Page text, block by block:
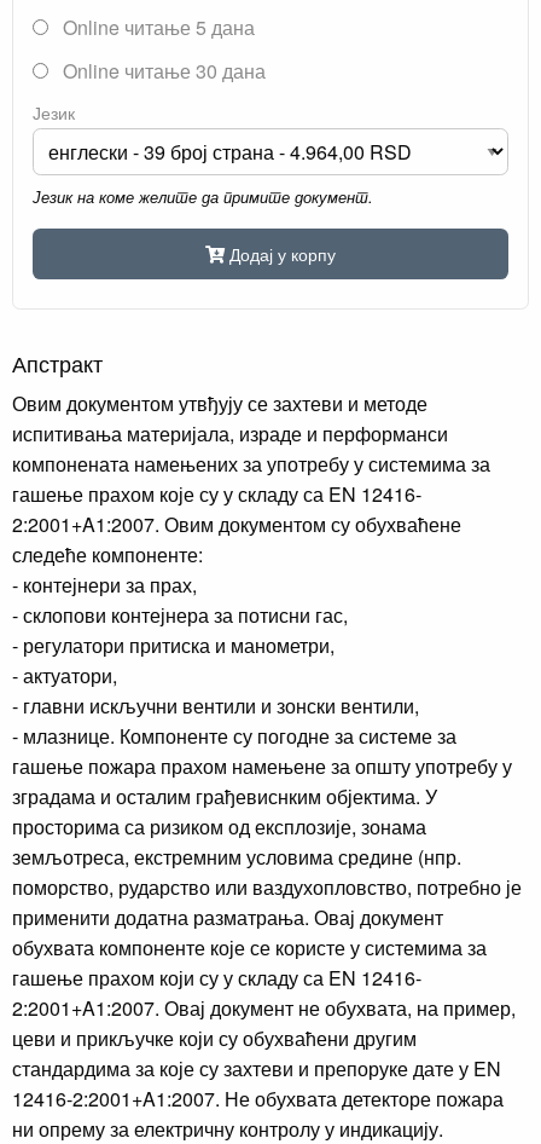
Online читање 5 дана
Online читање 30 дана
Језик
Језик на коме желите да примите документ.
Додај у корпу
Апстракт
Овим документом утвђују се захтеви и методе
испитивања материјала, израде и перформанси
компонената намењених за употребу у системима за
гашење прахом које су у складу са EN 12416-
2:2001+A1:2007. Овим документом су обухваћене
следеће компоненте:
- контејнери за прах,
- склопови контејнера за потисни гас,
- регулатори притиска и манометри,
- актуатори,
- главни искључни вентили и зонски вентили,
- млазнице. Компоненте су погодне за системе за
гашење пожара прахом намењене за општу употребу у
зградама и осталим грађевиснким објектима. У
просторима са ризиком од експлозије, зонама
земљотреса, екстремним условима средине (нпр.
поморство, рударство или ваздухопловство, потребно је
применити додатна разматрања. Овај документ
обухвата компоненте које се користе у системима за
гашење прахом који су у складу са EN 12416-
2:2001+A1:2007. Овај документ не обухвата, на пример,
цеви и прикључке који су обухваћени другим
стандардима за које су захтеви и препоруке дате у EN
12416-2:2001+A1:2007. Не обухвата детекторе пожара
ни опрему за електричну контролу у индикацију.